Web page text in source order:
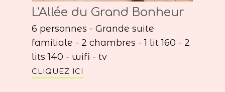
L'Allée du Grand Bonheur
6 personnes - Grande suite
familiale - 2 chambres - 1 lit 160 - 2
lits 140 - wifi - tv
CLIQUEZ ICI